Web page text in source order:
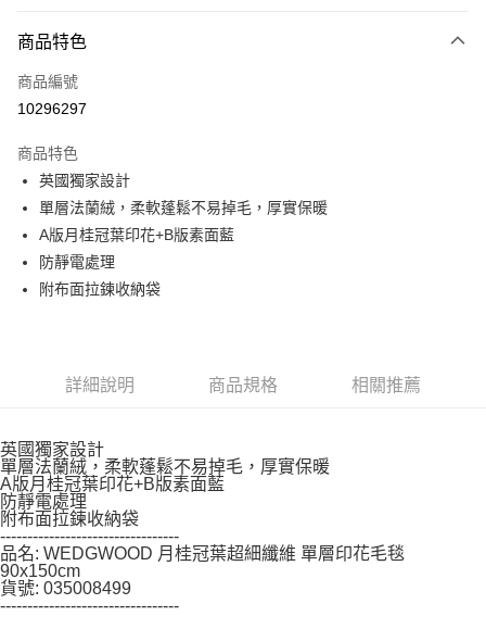
台灣樂天信用卡公司
玉山商業銀行
台灣樂天信用卡公司
【關於「AFTEE先享後付」】
AFTEE先享後付是「在收到商品之後才付款」的支付方式。 讓您購物簡單
便利好安心！
１．簡單：不需註冊會員、不需綁卡、不需儲值。
２．便利：只要手機號碼，簡訊認證，即可結帳。
【「AFTEE先享後付」結帳流程】
１．於結帳方式選擇「AFTEE先享後付」後，將跳轉至「AFTEE先享後付」
結帳頁面，進行簡訊認證並確認金額後，即可完成結帳。
２．訂單成立數日內，您將收到繳費通知簡訊。
３．收到繳費通知簡訊後14天內，點擊此簡訊中的連結，可透過四大超商／
ATM／網路銀行／等多元方式進行付款，方視為交易完成。
※ 請注意：結帳手續完成當下不需立刻繳費，但若您需要取消訂單，請聯絡
客戶支援中心」 https://netprotections.freshdesk.com/support/home
１．透過由恩沛科技股份有限公司提供之「AFTEE先享後付」服務完成之交
易，需依本服務之必要範圍內提供個人資料，並將交易相關給付款項請求債
權轉讓予恩沛科技股份有限公司。
２．關於個人資料處理事宜，請瀏覽以下網址：
https://aftee.tw/terms/#terms3
３．未成年的使用者請事先徵得法定代理人或監護人之同意方可使用
「AFTEE先享後付」，若未經同意申辦者引起之損失，本公司不負相關責
任。
４．使用「AFTEE先享後付」時，將依據個別帳號之用戶狀況，依本公司即
ATM付款
運送方式
商品特色
商品編號
10296297
商品特色
英國獨家設計
單層法蘭絨，柔軟蓬鬆不易掉毛，厚實保暖
A版月桂冠葉印花+B版素面藍
防靜電處理
附布面拉鍊收納袋
詳細說明 商品規格 相關推薦
英國獨家設計
單層法蘭絨，柔軟蓬鬆不易掉毛，厚實保暖
A版月桂冠葉印花+B版素面藍
防靜電處理
附布面拉鍊收納袋
---------------------------------
品名: WEDGWOOD 月桂冠葉超細纖維 單層印花毛毯
90x150cm
貨號: 035008499
---------------------------------